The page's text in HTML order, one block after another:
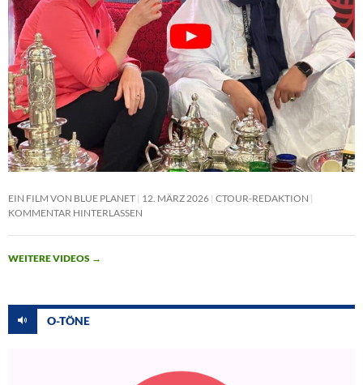
EIN FILM VON BLUE PLANET 12. MÄRZ 2026 CTOUR-REDAKTION
KOMMENTAR HINTERLASSEN
WEITERE VIDEOS →
O-TÖNE